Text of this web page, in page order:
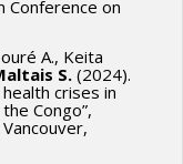
Conference on
A., Keita
S.(2024).
crises in
Congo”,